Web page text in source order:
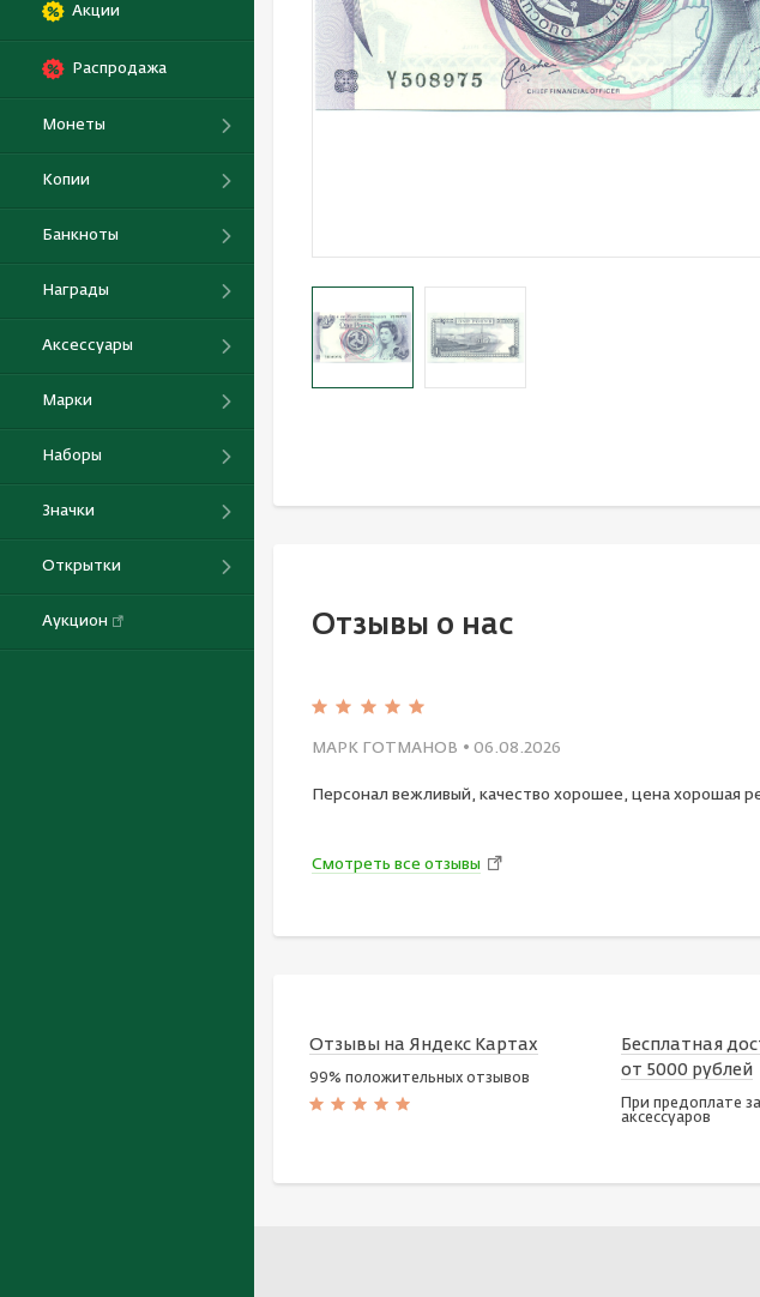
Акции
Распродажа
Монеты
Копии
Банкноты
Награды
Аксессуары
Марки
Наборы
Значки
Открытки
Аукцион Отзывы о нас
МАРК ГОТМАНОВ • 06.08.2026
Персонал вежливый, качество хорошее, цена хорошая
Смотреть все отзывы
Отзывы на Яндекс Картах
99% положительных отзывов
Бесплатная
от 5000 рублей
При предоплате
аксессуаров